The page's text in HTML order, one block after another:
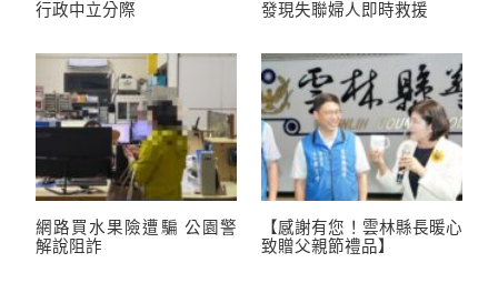
行政中立分際
發現失聯婦人即時救援
網路買水果險遭騙 公園警
解說阻詐
【感謝有您！雲林縣長暖心
致贈父親節禮品】